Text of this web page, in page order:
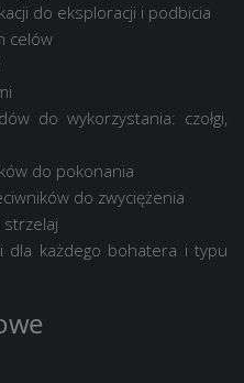
do eksploracji i podbicia
celów
do wykorzystania: czołgi,
do pokonania
do zwyciężenia
dla każdego bohatera i typu